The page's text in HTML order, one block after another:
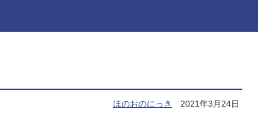
ほのおのにっき 2021年3月24日